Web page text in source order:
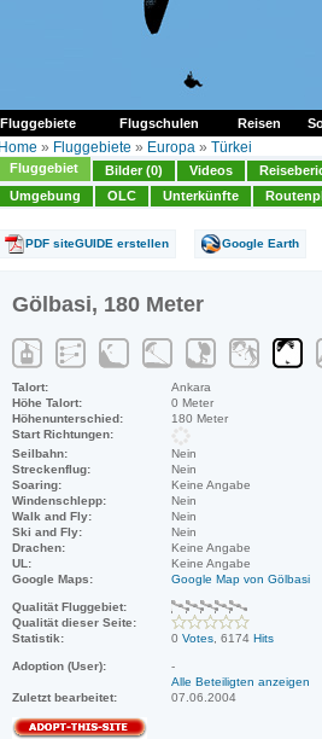
Fluggebiete Flugschulen Reisen
Home » Fluggebiete » Europa » Türkei
Fluggebiet Bilder (0) Videos
Umgebung
OLC Unterkünfte
PDF siteGUIDE erstellen Google Earth
Gölbasi, 180 Meter
Talort:
Ankara
Höhe Talort:
0 Meter
Höhenunterschied:
180 Meter
Start Richtungen:
Seilbahn:
Nein
Streckenflug:
Nein
Soaring:
Keine Angabe
Windenschlepp:
Nein
Walk and Fly:
Nein
Ski and Fly:
Nein
Drachen:
Keine Angabe
UL:
Keine Angabe
Google Maps:
Google Map von Gölbasi
Qualität Fluggebiet:
Qualität dieser Seite:
Statistik:
0 Votes , 6174 Hits
Adoption (User):
-
Alle Beteiligten anzeigen
Zuletzt bearbeitet:
07.06.2004